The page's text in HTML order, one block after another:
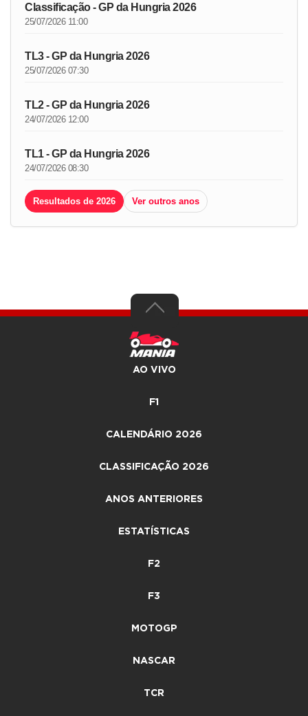
Classificação - GP da Hungria 2026
25/07/2026 11:00
TL3 - GP da Hungria 2026
25/07/2026 07:30
TL2 - GP da Hungria 2026
24/07/2026 12:00
TL1 - GP da Hungria 2026
24/07/2026 08:30
Resultados de 2026 Ver outros anos
AO VIVO
F1
CALENDÁRIO 2026
CLASSIFICAÇÃO 2026
ANOS ANTERIORES
ESTATÍSTICAS
F2
F3
MOTOGP
NASCAR
TCR